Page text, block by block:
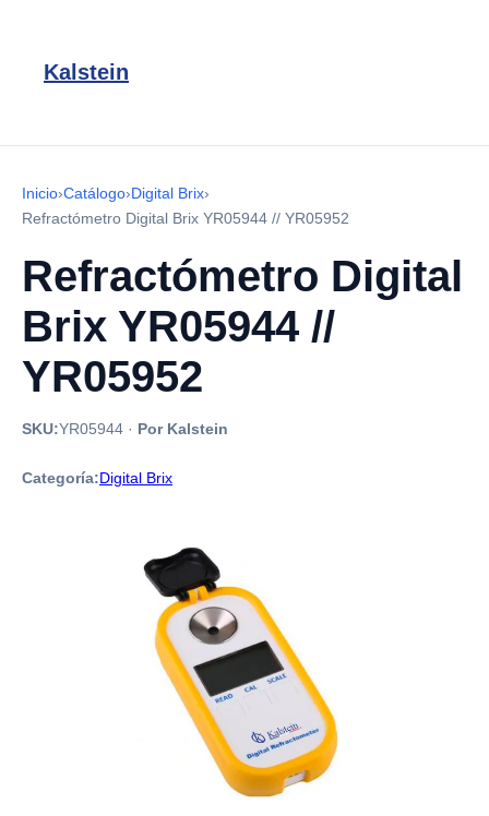
Kalstein
Inicio›Catálogo›Digital Brix›
Refractómetro Digital Brix YR05944 // YR05952
Refractómetro Digital
Brix YR05944 //
YR05952
SKU:YR05944 · Por Kalstein
Categoría:Digital Brix